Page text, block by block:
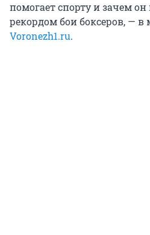
помогает спорту и зачем
рекордом бои боксеров, — в
Voronezh1.ru.